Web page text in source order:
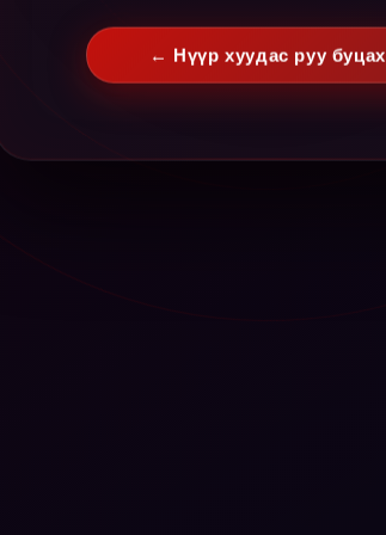
← Нүүр хуудас руу буцах